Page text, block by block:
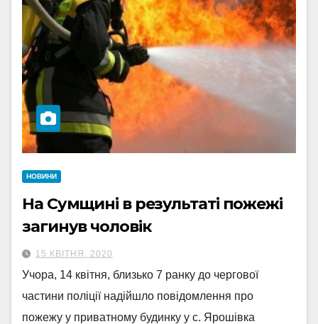
НОВИНИ
На Сумщині в результаті пожежі
загинув чоловік
15 КВІТНЯ, 2020
Учора, 14 квітня, близько 7 ранку до чергової
частини поліції надійшло повідомлення про
пожежу у приватному будинку у с. Ярошівка